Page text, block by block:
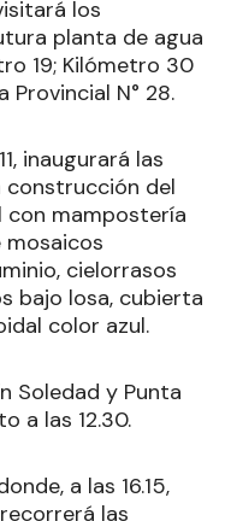
los
planta de agua
19; Kilómetro 30
Provincial N° 28.
inaugurará las
construcción del
mampostería
mosaicos
cielorrasos
bajo losa, cubierta
color azul.
Soledad y Punta
a las 12.30.
a las 16.15,
las